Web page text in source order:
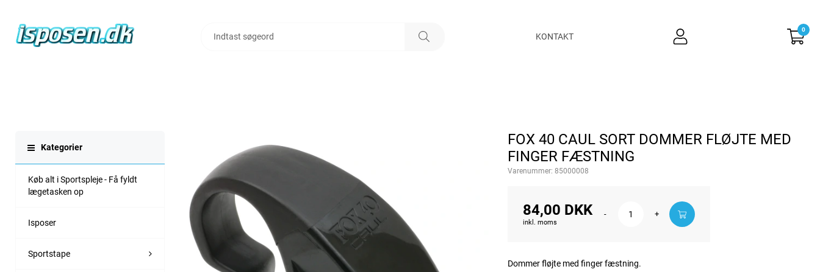
KONTAKT
0
Kategorier
Køb alt i Sportspleje - Få fyldt
lægetasken op
Isposer
Sportstape
FOX 40 CAUL SORT DOMMER FLØJTE MED
FINGER FÆSTNING
Varenummer: 85000008
84,00 DKK
inkl. moms
- +
Dommer fløjte med finger fæstning.